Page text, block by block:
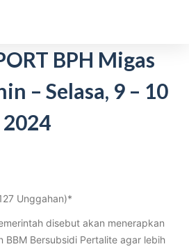
BPH Migas
– Selasa, 9 – 10
Unggahan)*
disebut akan menerapkan
BBM Bersubsidi Pertalite agar lebih